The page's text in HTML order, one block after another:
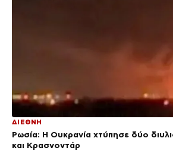
ΔΙΕΘΝΗ
Ρωσία: Η Ουκρανία χτύπησε δύο
και Κρασνοντάρ